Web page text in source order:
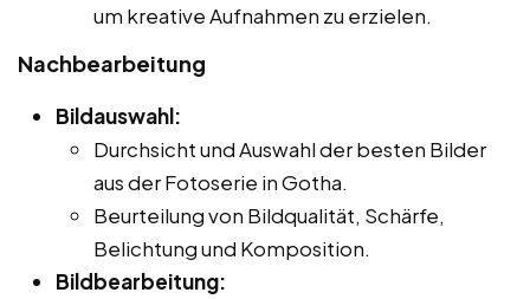
um kreative Aufnahmen zu erzielen.
Nachbearbeitung
Bildauswahl:
Durchsicht und Auswahl der besten Bilder
aus der Fotoserie in Gotha.
Beurteilung von Bildqualität, Schärfe,
Belichtung und Komposition.
Bildbearbeitung: